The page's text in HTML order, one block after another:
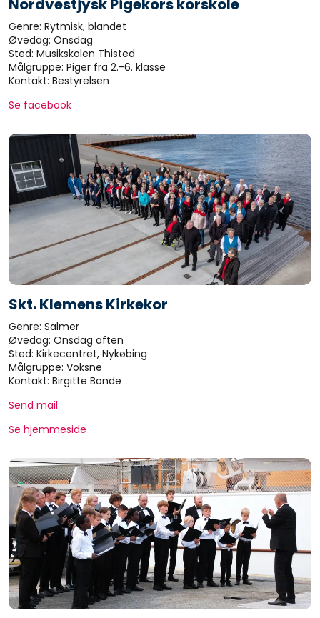
Nordvestjysk Pigekors korskole
Genre: Rytmisk, blandet
Øvedag: Onsdag
Sted: Musikskolen Thisted
Målgruppe: Piger fra 2.-6. klasse
Kontakt: Bestyrelsen
Se facebook
Skt. Klemens Kirkekor
Genre: Salmer
Øvedag: Onsdag aften
Sted: Kirkecentret, Nykøbing
Målgruppe: Voksne
Kontakt: Birgitte Bonde
Send mail
Se hjemmeside